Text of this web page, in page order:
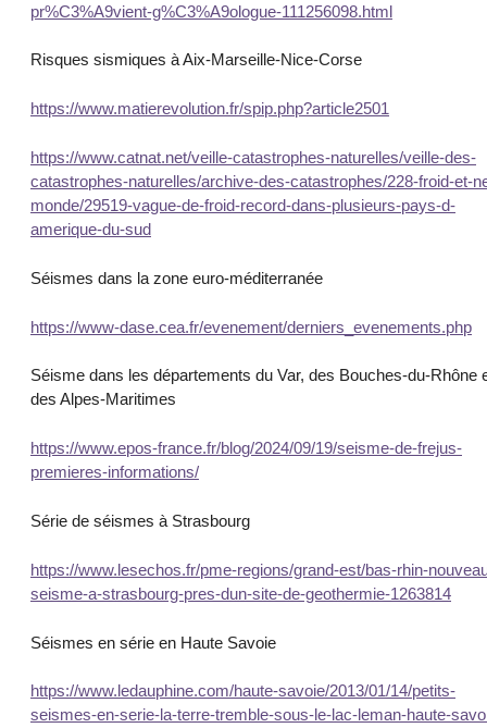
pr%C3%A9vient-g%C3%A9ologue-111256098.html
Risques sismiques à Aix-Marseille-Nice-Corse
https://www.matierevolution.fr/spip.php?article2501
https://www.catnat.net/veille-catastrophes-naturelles/veille-des-
catastrophes-naturelles/archive-des-catastrophes/228-froid-et-
monde/29519-vague-de-froid-record-dans-plusieurs-pays-d-
amerique-du-sud
Séismes dans la zone euro-méditerranée
https://www-dase.cea.fr/evenement/derniers_evenements.php
Séisme dans les départements du Var, des Bouches-du-Rhône
des Alpes-Maritimes
https://www.epos-france.fr/blog/2024/09/19/seisme-de-frejus-
premieres-informations/
Série de séismes à Strasbourg
https://www.lesechos.fr/pme-regions/grand-est/bas-rhin-
seisme-a-strasbourg-pres-dun-site-de-geothermie-1263814
Séismes en série en Haute Savoie
https://www.ledauphine.com/haute-savoie/2013/01/14/petits-
seismes-en-serie-la-terre-tremble-sous-le-lac-leman-haute-